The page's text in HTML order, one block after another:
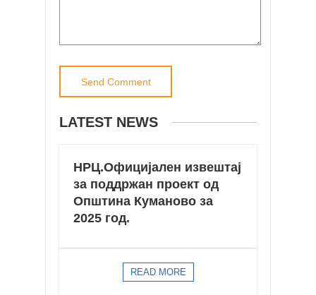
LATEST NEWS
НРЦ.Официјaлен извештај
за поддржан проект од
Општина Куманово за
2025 год.
READ MORE